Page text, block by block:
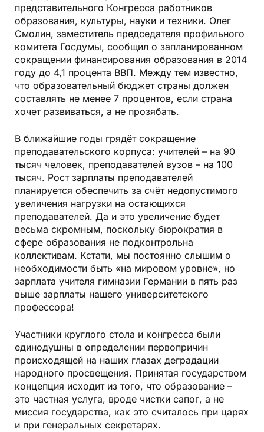
представительного Конгресса работников
образования, культуры, науки и техники. Олег
Смолин, заместитель председателя профильного
комитета Госдумы, сообщил о запланированном
сокращении финансирования образования в 2014
году до 4,1 процента ВВП. Между тем известно,
что образовательный бюджет страны должен
составлять не менее 7 процентов, если страна
хочет развиваться, а не прозябать.
В ближайшие годы грядёт сокращение
преподавательского корпуса: учителей – на 90
тысяч человек, преподавателей вузов – на 100
тысяч. Рост зарплаты преподавателей
планируется обеспечить за счёт недопустимого
увеличения нагрузки на остающихся
преподавателей. Да и это увеличение будет
весьма скромным, поскольку бюрократия в
сфере образования не подконтрольна
коллективам. Кстати, мы постоянно слышим о
необходимости быть «на мировом уровне», но
зарплата учителя гимназии Германии в пять раз
выше зарплаты нашего университетского
профессора!
Участники круглого стола и конгресса были
единодушны в определении первопричин
происходящей на наших глазах деградации
народного просвещения. Принятая государством
концепция исходит из того, что образование –
это частная услуга, вроде чистки сапог, а не
миссия государства, как это считалось при царях
и при генеральных секретарях.